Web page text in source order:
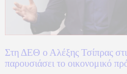
Στη ΔΕΘ ο Αλέξης Τσίπρας
παρουσιάσει το οικονομικό